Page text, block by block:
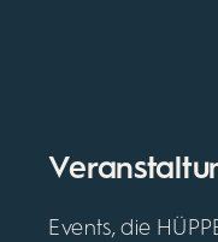
Events, die